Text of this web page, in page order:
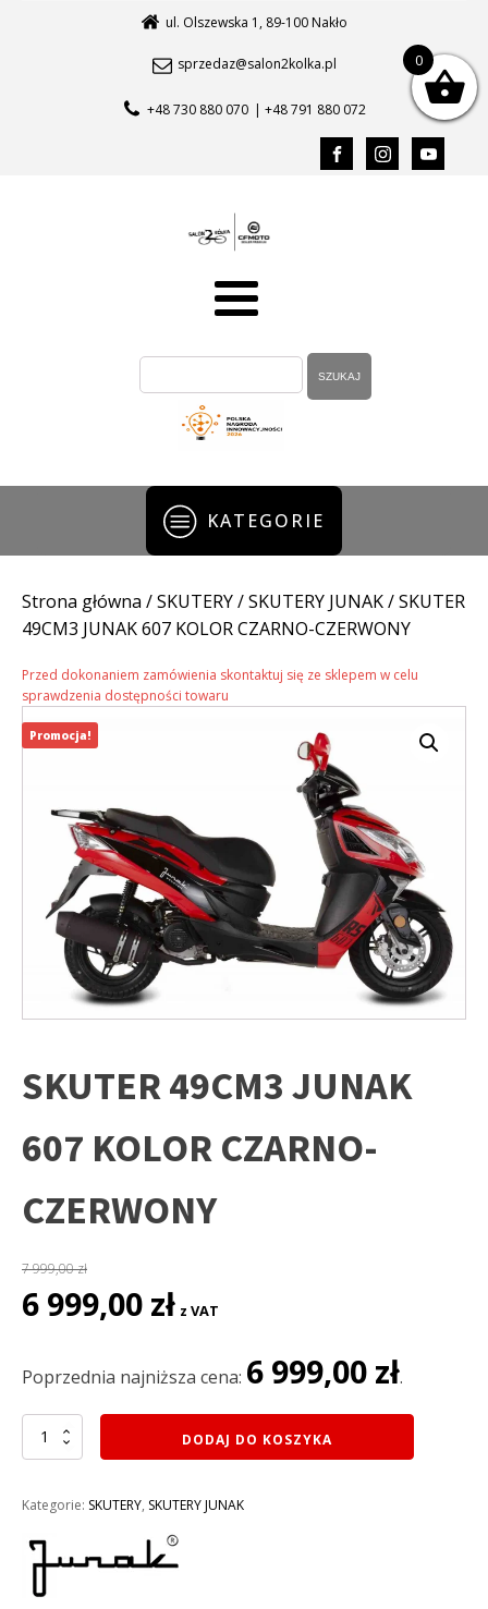
ul. Olszewska 1, 89-100 Nakło
sprzedaz@salon2kolka.pl
+48 730 880 070 | +48 791 880 072
KATEGORIE
Strona główna /SKUTERY/SKUTERY JUNAK/ SKUTER
49CM3 JUNAK 607 KOLOR CZARNO-CZERWONY
Przed dokonaniem zamówienia skontaktuj się ze sklepem w celu
sprawdzenia dostępności towaru
SKUTER 49CM3 JUNAK
607 KOLOR CZARNO-
CZERWONY
7 999,00zł
Pierwotna
cena
7
6 999,00 zł cena
6
z VAT
Poprzednia najniższa cena: 6 999,00 zł.
ilość
SKUTER
607
KOLOR
CZARNO-
DODAJ DO KOSZYKA
Kategorie: SKUTERY, SKUTERY JUNAK
Promocja!
0